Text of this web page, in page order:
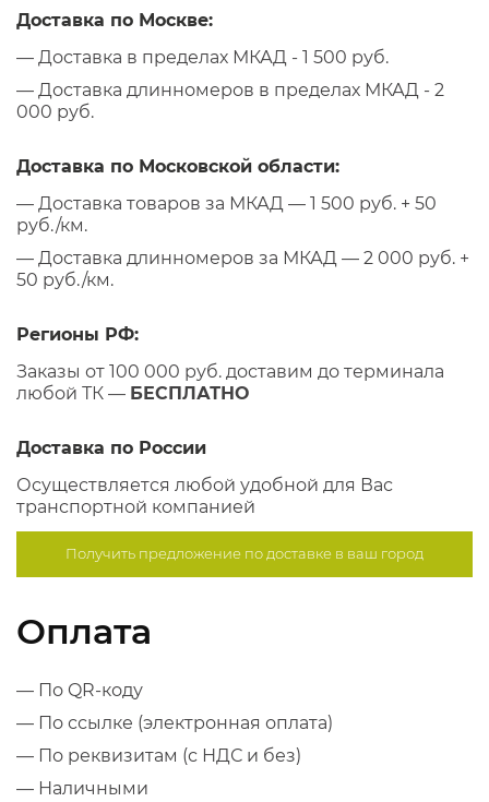
Доставка по Москве:
— Доставка в пределах МКАД - 1 500 руб.
— Доставка длинномеров в пределах МКАД - 2
000 руб.
Доставка по Московской области:
— Доставка товаров за МКАД — 1 500 руб. + 50
руб./км.
— Доставка длинномеров за МКАД — 2 000 руб. +
50 руб./км.
Регионы РФ:
Заказы от 100 000 руб. доставим до терминала
любой ТК — БЕСПЛАТНО
Доставка по России
Осуществляется любой удобной для Вас
транспортной компанией
Получить предложение подоставке в ваш город
Оплата
— По QR-коду
— По ссылке (электронная оплата)
— По реквизитам (с НДС и без)
— Наличными